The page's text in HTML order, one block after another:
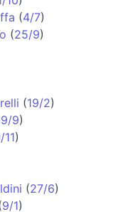
(4/7)
(25/9)
(19/2)
9)
11)
(27/6)
9/1)